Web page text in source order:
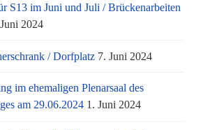
S13 im Juni und Juli / Brü­cken­ar­bei­ten
2024
/ Dorfplatz 7. Juni 2024
im ehemaligen Plenarsaal des
am 29.06.2024 1. Juni 2024